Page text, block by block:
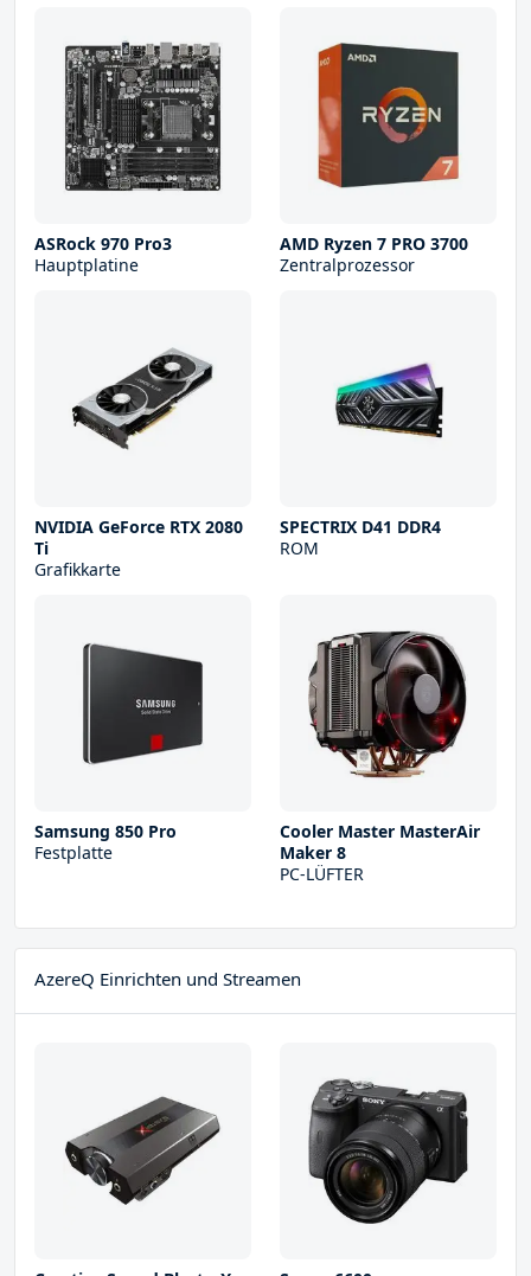
ASRock 970 Pro3
Hauptplatine
AMD Ryzen 7 PRO 3700
Zentralprozessor
NVIDIA GeForce RTX 2080
Ti
Grafikkarte
SPECTRIX D41 DDR4
ROM
Samsung 850 Pro
Festplatte
Cooler Master MasterAir
Maker 8
PC-LÜFTER
AzereQ Einrichten und Streamen